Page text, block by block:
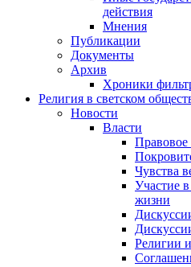
действия
Мнения
Публикации
Документы
Архив
Хроники
Религия в светском
Новости
Власти
Правовое
Чувства
Участие
жизни
Религии